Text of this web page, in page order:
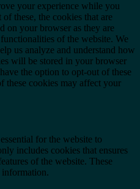
your experience while you
these, the cookies that are
on your browser as they are
of the website. We
us analyze and understand how
will be stored in your browser
the option to opt-out of these
these cookies may affect your
for the website to
includes cookies that ensures
of the website. These
information.